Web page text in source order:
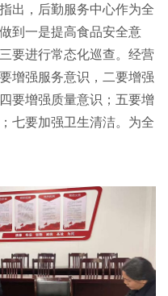
出，后勤服务中心作为全
到一是提高食品安全意
要进行常态化巡查。经营
增强服务意识，二要增强
要增强质量意识；五要增
七要加强卫生清洁。为全